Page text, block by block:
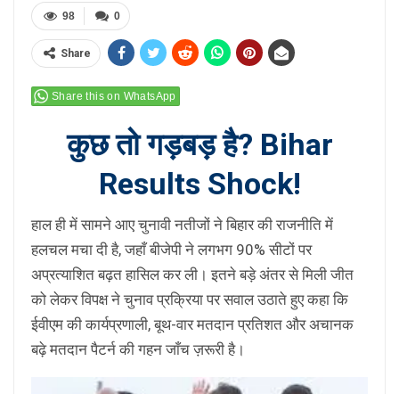
0
98
Share
Share this on WhatsApp
कुछ तो गड़बड़ है? Bihar
Results Shock!
हाल ही में सामने आए चुनावी नतीजों ने बिहार की राजनीति में
हलचल मचा दी है, जहाँ बीजेपी ने लगभग 90% सीटों पर
अप्रत्याशित बढ़त हासिल कर ली। इतने बड़े अंतर से मिली जीत
को लेकर विपक्ष ने चुनाव प्रक्रिया पर सवाल उठाते हुए कहा कि
ईवीएम की कार्यप्रणाली, बूथ-वार मतदान प्रतिशत और अचानक
बढ़े मतदान पैटर्न की गहन जाँच ज़रूरी है।